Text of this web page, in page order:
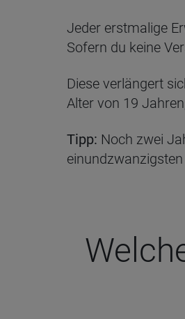
Jeder erstmalige
Sofern du keine
Diese verlängert
Alter von 19
Tipp: Noch zwei